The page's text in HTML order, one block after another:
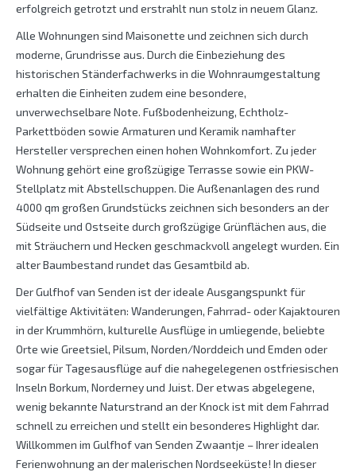
erfolgreich getrotzt und erstrahlt nun stolz in neuem Glanz.
Alle Wohnungen sind Maisonette und zeichnen sich durch
moderne, Grundrisse aus. Durch die Einbeziehung des
historischen Ständerfachwerks in die Wohnraumgestaltung
erhalten die Einheiten zudem eine besondere,
unverwechselbare Note. Fußbodenheizung, Echtholz-
Parkettböden sowie Armaturen und Keramik namhafter
Hersteller versprechen einen hohen Wohnkomfort. Zu jeder
Wohnung gehört eine großzügige Terrasse sowie ein PKW-
Stellplatz mit Abstellschuppen. Die Außenanlagen des rund
4000 qm großen Grundstücks zeichnen sich besonders an der
Südseite und Ostseite durch großzügige Grünflächen aus, die
mit Sträuchern und Hecken geschmackvoll angelegt wurden. Ein
alter Baumbestand rundet das Gesamtbild ab.
Der Gulfhof van Senden ist der ideale Ausgangspunkt für
vielfältige Aktivitäten: Wanderungen, Fahrrad- oder Kajaktouren
in der Krummhörn, kulturelle Ausflüge in umliegende, beliebte
Orte wie Greetsiel, Pilsum, Norden/Norddeich und Emden oder
sogar für Tagesausflüge auf die nahegelegenen ostfriesischen
Inseln Borkum, Norderney und Juist. Der etwas abgelegene,
wenig bekannte Naturstrand an der Knock ist mit dem Fahrrad
schnell zu erreichen und stellt ein besonderes Highlight dar.
Willkommen im Gulfhof van Senden Zwaantje – Ihrer idealen
Ferienwohnung an der malerischen Nordseeküste! In dieser